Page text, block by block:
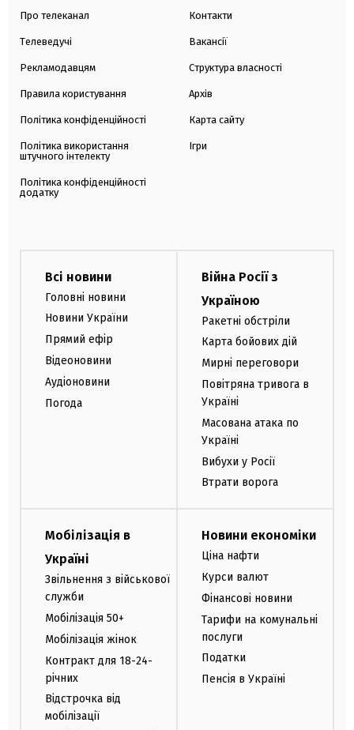
Про телеканал
Телеведучі
Рекламодавцям
Правила користування
Політика конфіденційності
Політика використання
штучного інтелекту
Політика конфіденційності
додатку
Контакти
Вакансії
Структура власності
Архів
Карта сайту
Ігри
Всі новини
Головні новини
Новини України
Прямий ефір
Відеоновини
Аудіоновини
Погода
Війна Росії з
Україною
Ракетні обстріли
Карта бойових дій
Мирні переговори
Повітряна тривога в
Україні
Масована атака по
Україні
Вибухи у Росії
Втрати ворога
Мобілізація в
Україні
Звільнення з військової
служби
Мобілізація 50+
Мобілізація жінок
Контракт для 18-24-
річних
Відстрочка від
мобілізації
Новини економіки
Ціна нафти
Курси валют
Фінансові новини
Тарифи на комунальні
послуги
Податки
Пенсія в Україні